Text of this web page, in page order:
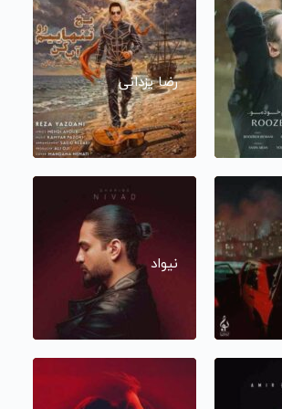
رضا یزدانی
نیواد